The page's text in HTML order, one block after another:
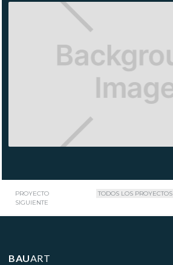
NOVO
PROYECTO
SIGUIENTE
TODOS LOS PROYECTOS
BAUART